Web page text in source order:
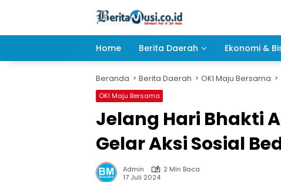
Home Berita Daerah Ekonomi &
Beranda Berita Daerah OKI Maju Bersama
OKI Maju Bersama
Jelang Hari Bhakti
Gelar Aksi Sosial
Admin
2 Min Baca
17 Juli 2024